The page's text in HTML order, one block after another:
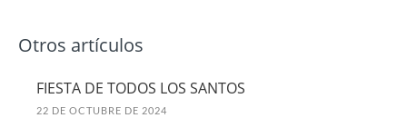
Otros artículos
FIESTA DE TODOS LOS SANTOS
22 DE OCTUBRE DE 2024